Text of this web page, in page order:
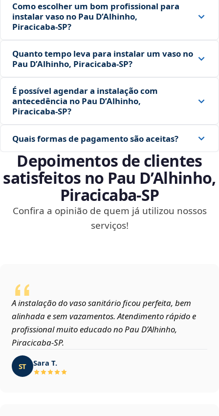
Como escolher um bom profissional para
instalar vaso no Pau D’Alhinho,
Piracicaba‑SP?
Quanto tempo leva para instalar um vaso no
Pau D’Alhinho, Piracicaba‑SP?
É possível agendar a instalação com
antecedência no Pau D’Alhinho,
Piracicaba‑SP?
Quais formas de pagamento são aceitas?
Depoimentos de clientes
satisfeitos no Pau D’Alhinho,
Piracicaba‑SP
Confira a opinião de quem já utilizou nossos
serviços!
A instalação do vaso sanitário ficou perfeita, bem
alinhada e sem vazamentos. Atendimento rápido e
profissional muito educado no Pau D’Alhinho,
Piracicaba‑SP.
ST Sara T.